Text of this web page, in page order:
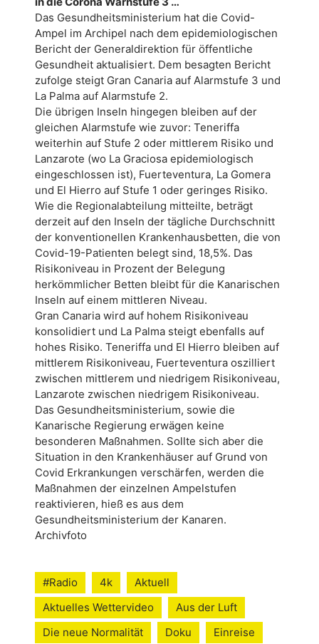
Das Gesundheitsministerium hat die Covid-
Ampel im Archipel nach dem epidemiologischen
Bericht der Generaldirektion für öffentliche
Gesundheit aktualisiert. Dem besagten Bericht
zufolge steigt Gran Canaria auf Alarmstufe 3 und
La Palma auf Alarmstufe 2.
Die übrigen Inseln hingegen bleiben auf der
gleichen Alarmstufe wie zuvor: Teneriffa
weiterhin auf Stufe 2 oder mittlerem Risiko und
Lanzarote (wo La Graciosa epidemiologisch
eingeschlossen ist), Fuerteventura, La Gomera
und El Hierro auf Stufe 1 oder geringes Risiko.
Wie die Regionalabteilung mitteilte, beträgt
derzeit auf den Inseln der tägliche Durchschnitt
der konventionellen Krankenhausbetten, die von
Covid-19-Patienten belegt sind, 18,5%. Das
Risikoniveau in Prozent der Belegung
herkömmlicher Betten bleibt für die Kanarischen
Inseln auf einem mittleren Niveau.
Gran Canaria wird auf hohem Risikoniveau
konsolidiert und La Palma steigt ebenfalls auf
hohes Risiko. Teneriffa und El Hierro bleiben auf
mittlerem Risikoniveau, Fuerteventura oszilliert
zwischen mittlerem und niedrigem Risikoniveau,
Lanzarote zwischen niedrigem Risikoniveau.
Das Gesundheitsministerium, sowie die
Kanarische Regierung erwägen keine
besonderen Maßnahmen. Sollte sich aber die
Situation in den Krankenhäuser auf Grund von
Covid Erkrankungen verschärfen, werden die
Maßnahmen der einzelnen Ampelstufen
reaktivieren, hieß es aus dem
Gesundheitsministerium der Kanaren.
Archivfoto
#Radio 4k
Aktuell
Aktuelles Wettervideo
Aus der Luft
Die neue Normalität
Doku
Einreise